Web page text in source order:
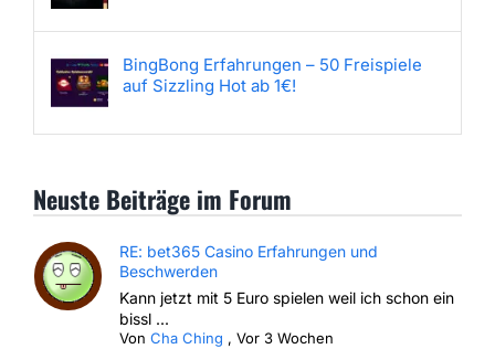
BingBong Erfahrungen – 50 Freispiele
auf Sizzling Hot ab 1€!
Neuste Beiträge im Forum
RE: bet365 Casino Erfahrungen und
Beschwerden
Kann jetzt mit 5 Euro spielen weil ich schon ein
bissl ...
VonCha Ching ,Vor 3 Wochen